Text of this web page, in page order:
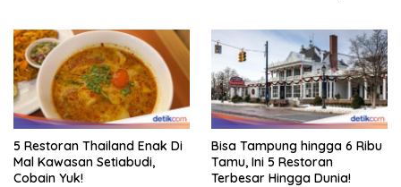
5 Restoran Thailand Enak Di
Mal Kawasan Setiabudi,
Cobain Yuk!
Bisa Tampung hingga 6 Ribu
Tamu, Ini 5 Restoran
Terbesar Hingga Dunia!